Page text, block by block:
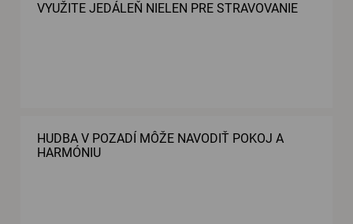
VYUŽITE JEDÁLEŇ NIELEN PRE STRAVOVANIE
HUDBA V POZADÍ MÔŽE NAVODIŤ POKOJ A
HARMÓNIU